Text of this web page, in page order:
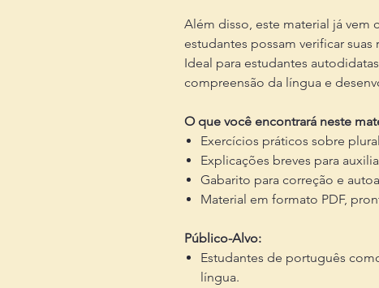
Além disso, este material já vem
estudantes possam verificar
Ideal para estudantes
compreensão da língua e
O que você encontrará neste
Exercícios práticos sobre
Explicações breves para
Gabarito para correção e
Material em formato PDF,
Público-Alvo:
Estudantes de português
língua.